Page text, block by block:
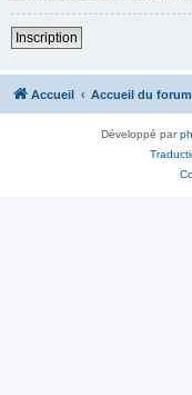
Inscription
Accueil Accueil du forum
Développé par